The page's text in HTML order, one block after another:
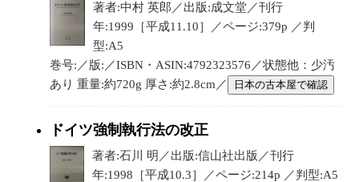
著者:中村 英郎／出版:成文堂／刊行
年:1999［平成11.10］／ページ:379p ／判
型:A5
巻号:／版:／ISBN・ASIN:4792323576／状態他：少汚
あり 重量:約720g 厚さ:約2.8cm／
日本の古本屋で確認
ドイツ強制執行法の改正
著者:石川 明／出版:信山社出版／刊行
年:1998［平成10.3］／ページ:214p ／判型:A5